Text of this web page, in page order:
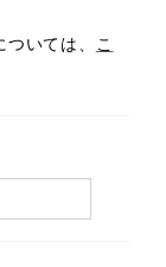
いては、 こ